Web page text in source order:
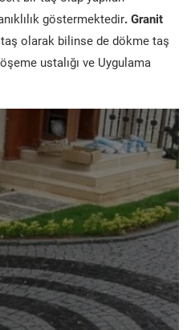
göstermektedir. Granit
olarak bilinse de dökme taş
ustalığı ve Uygulama